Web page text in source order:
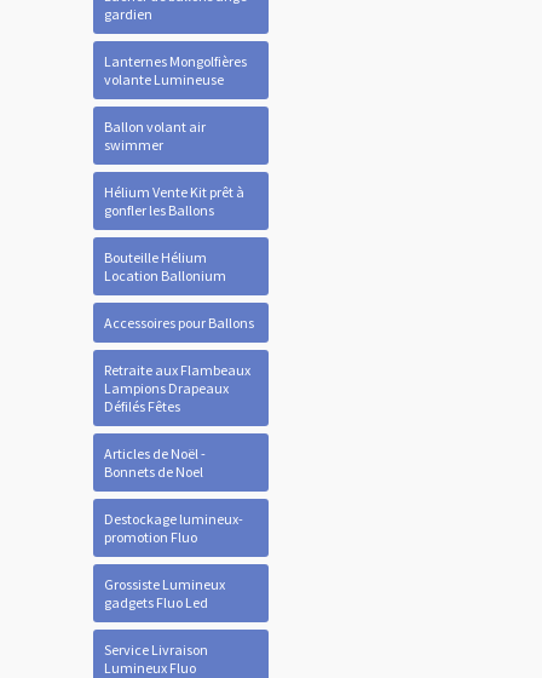
gardien
Lanternes Mongolfières
volante Lumineuse
Ballon volant air
swimmer
Hélium Vente Kit prêt à
gonfler les Ballons
Bouteille Hélium
Location Ballonium
Accessoires pour Ballons
Retraite aux Flambeaux
Lampions Drapeaux
Défilés Fêtes
Articles de Noël -
Bonnets de Noel
Destockage lumineux-
promotion Fluo
Grossiste Lumineux
gadgets Fluo Led
Service Livraison
Lumineux Fluo